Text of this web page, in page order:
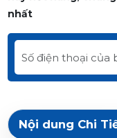
nhất
Nội dung Chi